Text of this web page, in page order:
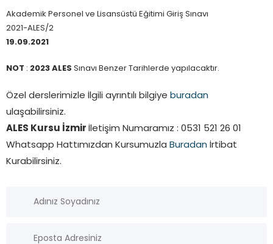
Akademik Personel ve Lisansüstü Eğitimi Giriş Sınavı
2021-ALES/2
19.09.2021
NOT : 2023 ALES Sınavı Benzer Tarihlerde yapılacaktır.
Özel derslerimizle İlgili ayrıntılı bilgiye buradan
ulaşabilirsiniz.
ALES Kursu İzmir İletişim Numaramız : 0531 521 26 01
Whatsapp Hattımızdan Kursumuzla Buradan İrtibat
Kurabilirsiniz.